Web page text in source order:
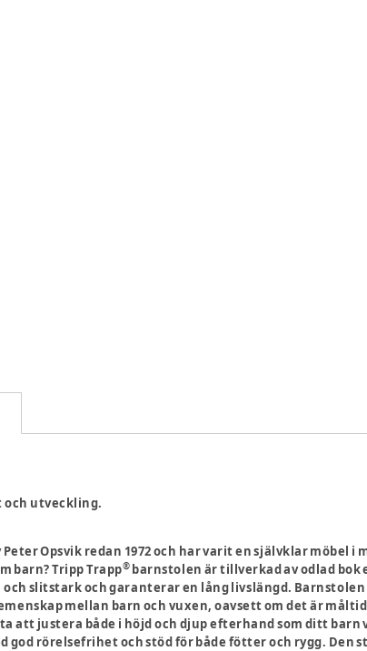
och utveckling.
Opsvik redan 1972 och har varit en självklar möbel i
barn? Tripp Trapp® barnstolen är tillverkad av odlad
slitstark och garanterar en lång livslängd.
mellan barn och vuxen, oavsett om det är
att justera både i höjd och djup efterhand som ditt barn
rörelsefrihet och stöd för både fötter och rygg. Den